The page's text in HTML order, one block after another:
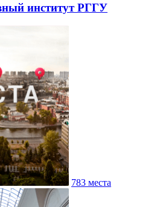
институт РГГУ
783 места